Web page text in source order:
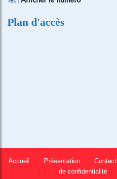
Plan d'accès
Accueil Présentation Contact
de confidentialité